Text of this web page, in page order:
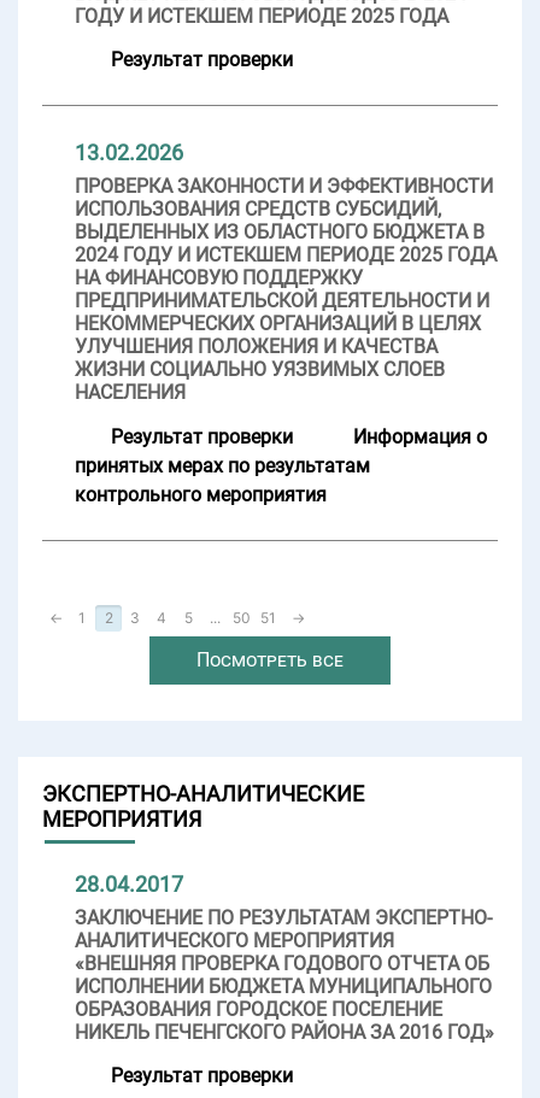
ГОДУ И ИСТЕКШЕМ ПЕРИОДЕ 2025 ГОДА
Результат проверки
13.02.2026
ПРОВЕРКА ЗАКОННОСТИ И ЭФФЕКТИВНОСТИ
ИСПОЛЬЗОВАНИЯ СРЕДСТВ СУБСИДИЙ,
ВЫДЕЛЕННЫХ ИЗ ОБЛАСТНОГО БЮДЖЕТА В
2024 ГОДУ И ИСТЕКШЕМ ПЕРИОДЕ 2025 ГОДА
НА ФИНАНСОВУЮ ПОДДЕРЖКУ
ПРЕДПРИНИМАТЕЛЬСКОЙ ДЕЯТЕЛЬНОСТИ И
НЕКОММЕРЧЕСКИХ ОРГАНИЗАЦИЙ В ЦЕЛЯХ
УЛУЧШЕНИЯ ПОЛОЖЕНИЯ И КАЧЕСТВА
ЖИЗНИ СОЦИАЛЬНО УЯЗВИМЫХ СЛОЕВ
НАСЕЛЕНИЯ
Результат проверки
Информация о
принятых мерах по результатам
контрольного мероприятия
← 1 2 3 4 5 ... 50 51 →
Посмотреть все
ЭКСПЕРТНО-АНАЛИТИЧЕСКИЕ
МЕРОПРИЯТИЯ
28.04.2017
ЗАКЛЮЧЕНИЕ ПО РЕЗУЛЬТАТАМ ЭКСПЕРТНО-
АНАЛИТИЧЕСКОГО МЕРОПРИЯТИЯ
«ВНЕШНЯЯ ПРОВЕРКА ГОДОВОГО ОТЧЕТА ОБ
ИСПОЛНЕНИИ БЮДЖЕТА МУНИЦИПАЛЬНОГО
ОБРАЗОВАНИЯ ГОРОДСКОЕ ПОСЕЛЕНИЕ
НИКЕЛЬ ПЕЧЕНГСКОГО РАЙОНА ЗА 2016 ГОД»
Результат проверки